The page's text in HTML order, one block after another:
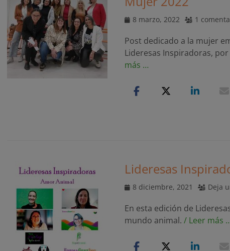
Publicado
8 marzo, 2022 1
Post dedicado a la mujer
Lideresas Inspiradoras,
más …
Lideresas
Publicado
8 diciembre, 2021 Deja
En esta edición de
mundo animal. / Leer más